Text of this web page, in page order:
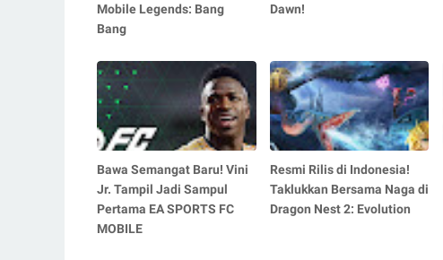
Mobile Legends: Bang
Bang
Dawn!
Bawa Semangat Baru! Vini
Jr. Tampil Jadi Sampul
Pertama EA SPORTS FC
MOBILE
Resmi Rilis di Indonesia!
Taklukkan Bersama Naga di
Dragon Nest 2: Evolution